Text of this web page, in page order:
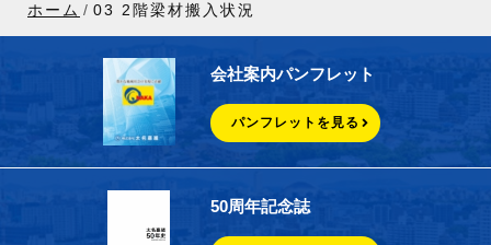
ホーム 03 2階梁材搬入状況
会社案内パンフレット
パンフレットを見る
50周年記念誌